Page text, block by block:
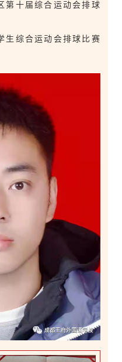
第十届综合运动会排球
生综合运动会排球比赛